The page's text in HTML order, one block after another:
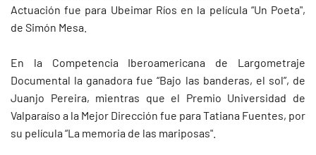
Actuación fue para Ubeimar Ríos en la película “Un Poeta",
de Simón Mesa.
En la Competencia Iberoamericana de Largometraje
Documental la ganadora fue “Bajo las banderas, el sol”, de
Juanjo Pereira, mientras que el Premio Universidad de
Valparaíso a la Mejor Dirección fue para Tatiana Fuentes, por
su película “La memoria de las mariposas".